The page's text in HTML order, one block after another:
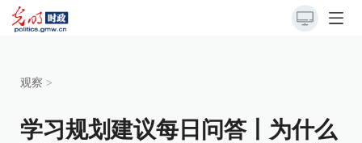
观察 >
学习规划建议每日问答丨为什么